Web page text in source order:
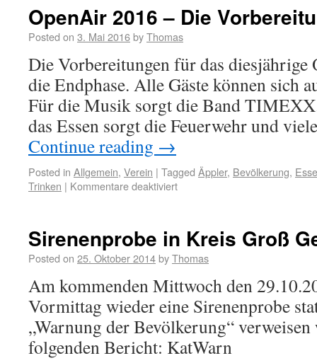
OpenAir 2016 – Die
Posted on 3. Mai 2016byThomas
Die Vorbereitungen für das
die Endphase. Alle Gäste können sich
Für die Musik sorgt die Band
das Essen sorgt die Feuerwehr und
Continue reading →
Posted in Allgemein, Verein | Tagged Äppler, Bevölkerung,
Trinken | Kommentare deaktiviert
Sirenenprobe in Kreis Groß
Posted on 25. Oktober 2014byThomas
Am kommenden Mittwoch den
Vormittag wieder eine Sirenenprobe
„Warnung der Bevölkerung“
folgenden Bericht: KatWarn